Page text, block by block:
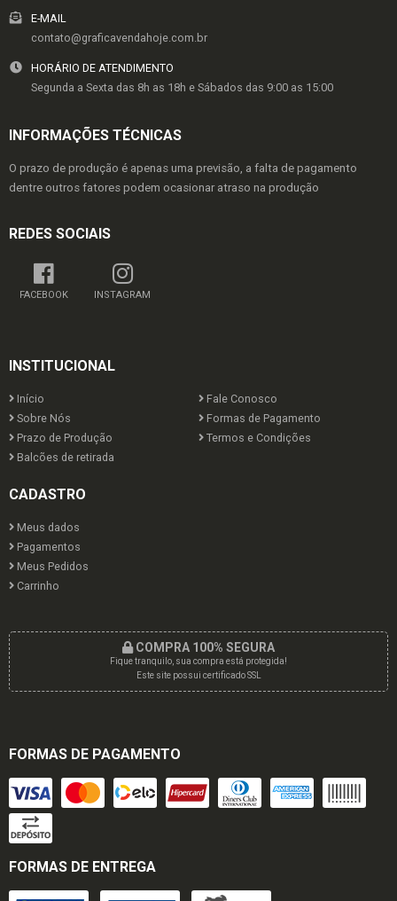
E-MAIL
contato@graficavendahoje.com.br
HORÁRIO DE ATENDIMENTO
Segunda a Sexta das 8h as 18h e Sábados das 9:00 as 15:00
INFORMAÇÕES TÉCNICAS
O prazo de produção é apenas uma previsão, a falta de pagamento
dentre outros fatores podem ocasionar atraso na produção
REDES SOCIAIS
FACEBOOK INSTAGRAM
INSTITUCIONAL
Início
Fale Conosco
Sobre Nós
Formas de Pagamento
Prazo de Produção
Termos e Condições
Balcões de retirada
CADASTRO
Meus dados
Pagamentos
Meus Pedidos
Carrinho
COMPRA 100% SEGURA
Fique tranquilo, sua compra está protegida!
Este site possui certificado SSL
FORMAS DE PAGAMENTO
FORMAS DE ENTREGA